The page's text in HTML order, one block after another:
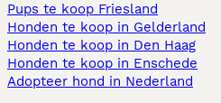
Pups te koop Friesland​
Honden te koop in Gelderland
Honden te koop in Den Haag
Honden te koop in Enschede
Adopteer hond in Nederland